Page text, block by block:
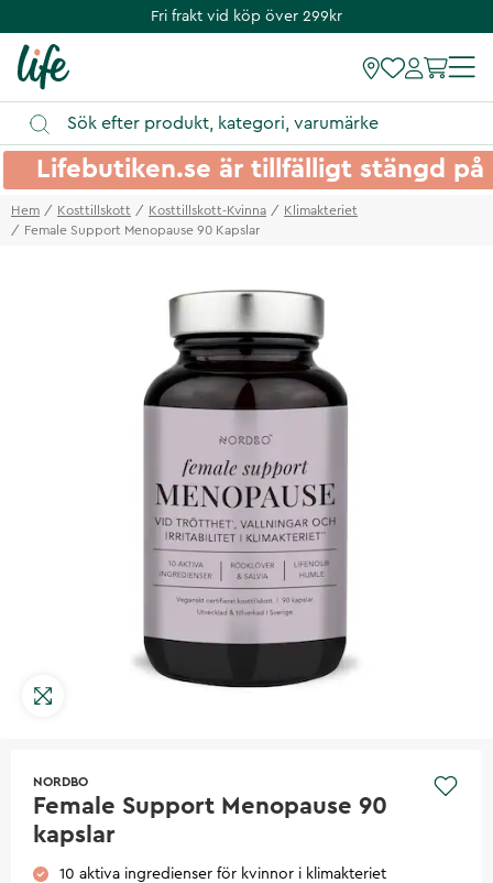
Fri frakt vid köp över 299kr
Lifebutiken.se är tillfälligt stängd
Hem Kosttillskott Kosttillskott-Kvinna
Klimakteriet
Female Support Menopause 90 Kapslar
NORDBO
Female Support Menopause 90
kapslar
10 aktiva ingredienser för kvinnor i klimakteriet